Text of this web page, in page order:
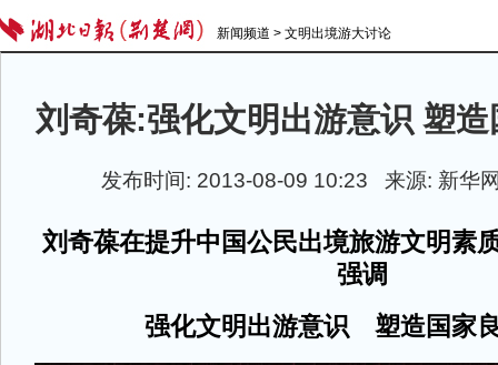
新闻频道 > 文明出境游大讨论
刘奇葆:强化文明出游意识 塑
发布时间: 2013-08-09 10:23 来源: 新华
刘奇葆在提升中国公民出境旅游文明素
强调
强化文明出游意识 塑造国家